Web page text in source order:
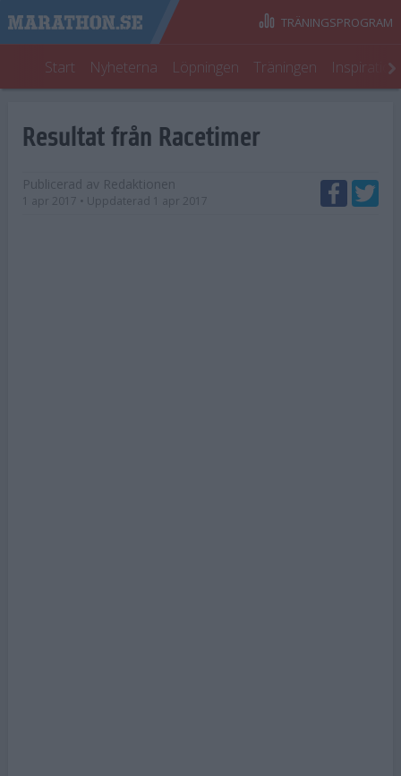
Start Nyheterna Löpningen Träningen
TRÄNINGSPROGRAM
Resultat från Racetimer
Publicerad av Redaktionen
1 apr 2017 • Uppdaterad 1 apr 2017